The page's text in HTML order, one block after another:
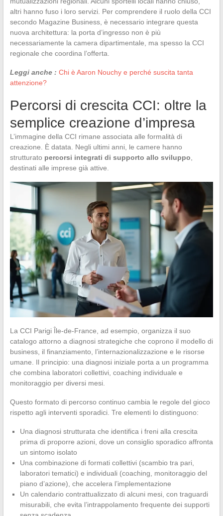
altri hanno fuso i loro servizi. Per comprendere il ruolo della CCI
secondo Magazine Business, è necessario integrare questa
nuova architettura: la porta d’ingresso non è più
necessariamente la camera dipartimentale, ma spesso la CCI
regionale che coordina l’offerta.
Leggi anche : Chi è Aaron Nouchy e perché suscita tanta
attenzione?
Percorsi di crescita CCI: oltre la
semplice creazione d’impresa
L’immagine della CCI rimane associata alle formalità di
creazione. È datata. Negli ultimi anni, le camere hanno
strutturato percorsi integrati di supporto allo sviluppo
destinati alle imprese già attive.
La CCI Parigi Île-de-France, ad esempio, organizza il suo
catalogo attorno a diagnosi strategiche che coprono il modello di
business, il finanziamento, l’internazionalizzazione e le risorse
umane. Il principio: una diagnosi iniziale porta a un programma
che combina laboratori collettivi, coaching individuale e
monitoraggio per diversi mesi.
Questo formato di percorso continuo cambia le regole del gioco
rispetto agli interventi sporadici. Tre elementi lo distinguono:
Una diagnosi strutturata che identifica i freni alla crescita
prima di proporre azioni, dove un consiglio sporadico affronta
un sintomo isolato
Una combinazione di formati collettivi (scambio tra pari,
laboratori tematici) e individuali (coaching, monitoraggio del
piano d’azione), che accelera l’implementazione
Un calendario contrattualizzato di alcuni mesi, con traguardi
misurabili, che evita l’intrappolamento frequente dei supporti